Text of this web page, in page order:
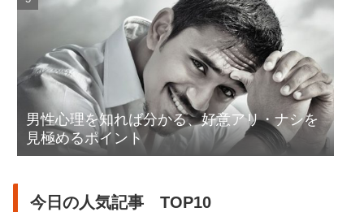
男性心理を知れば分かる、好意アリ・ナシを
見極めるポイント
今日の人気記事 TOP10